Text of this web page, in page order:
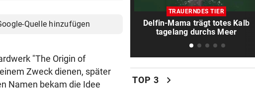
Quelle hinzufügen
"The Origin of
Zweck dienen, später
Namen bekam die Idee
Einbruch bei Wasserrettung:
sind fassungslos“
Spanische Polizei zerschlägt
Schleppernetzwerk
TRAUERNDES TIER
Delfin-Mama trägt totes Kalb
tagelang durchs Meer
TOP 3 chevron_right